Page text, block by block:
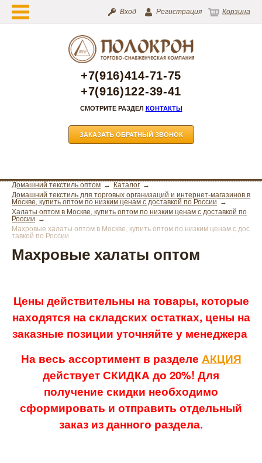
Вход Регистрация Корзина
+7(916)414-71-75
+7(916)122-39-41
СМОТРИТЕ РАЗДЕЛ КОНТАКТЫ
ЗАКАЗАТЬ ОБРАТНЫЙ ЗВОНОК
Домашний текстиль оптом
Каталог
Домашний текстиль для торговых организаций и интернет-магазинов в
Москве, купить оптом по низким ценам с доставкой по России
Халаты оптом в Москве, купить оптом по низким ценам с доставкой по
России
Махровые халаты оптом в Москве, купить оптом по низким ценам с дос
тавкой по России
Махровые халаты оптом
Цены действительны на товары, которые
находятся на складских остатках, цены на
заказные позиции уточняйте у менеджера
На весь ассортимент в разделе АКЦИЯ
действует СКИДКА до 20%! Для
получение скидки необходимо
сформировать и отправить отдельный
заказ из данного раздела.